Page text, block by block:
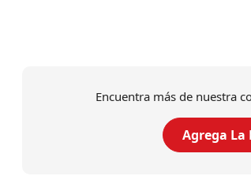
Encuentra más de nuestra
Agrega La